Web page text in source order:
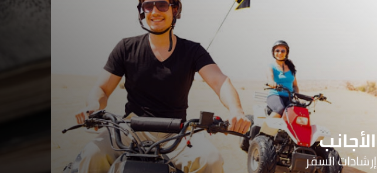
الأجانب
إرشادات السفر